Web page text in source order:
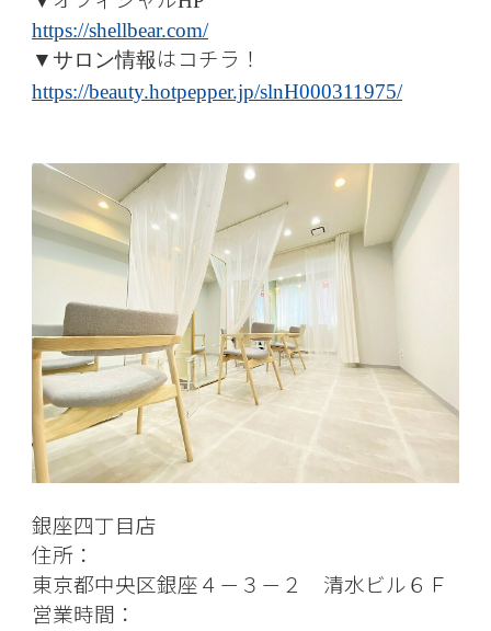
https://shellbear.com/
▼サロン情報はコチラ！
https://beauty.hotpepper.jp/slnH000311975/
銀座四丁目店
住所：
東京都中央区銀座４－３－２ 清水ビル６Ｆ
営業時間：